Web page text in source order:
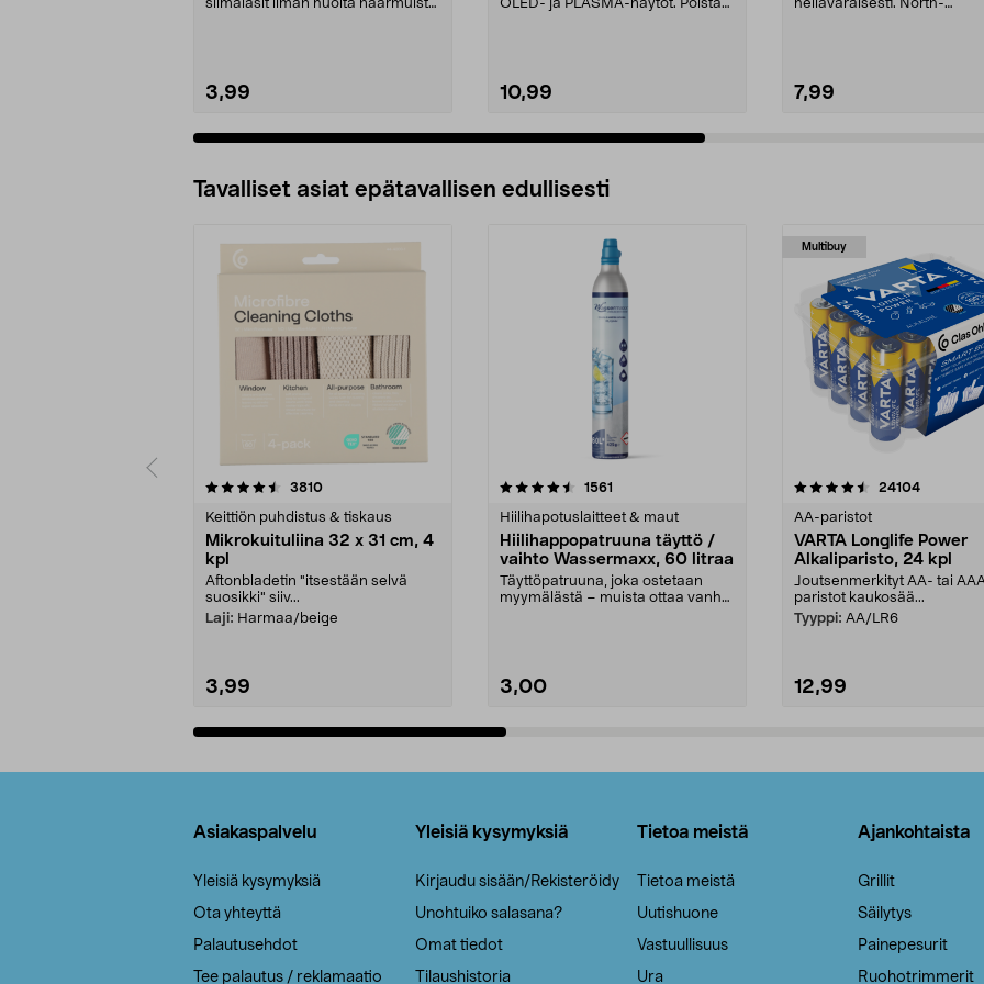
silmälasit ilman huolta naarmuista
3,99
OLED- ja PLASMA-näytöt. Poista
10,99
hellävaraisesti. North-
7,99
Tavalliset asiat epätavallisen edullisesti
3810arvostelut
Keittiön puhdistus & tiskaus
Mikrokuituliina 32 x 31 cm, 4
kpl
Aftonbladetin "itsestään selvä
suosikki" siiv...
Laji: Harmaa/beige
3,99
4.5viidestä
1561
Hiilihapotuslaitteet & maut
Hiilihappopatruuna täyttö /
vaihto Wassermaxx, 60 litraa
Täyttöpatruuna, joka ostetaan
myymälästä – muista ottaa vanha
3,00
Multibuy
4.5viidestä
24104arvostelut
AA-paristot
VARTA Longlife Power
Alkaliparisto, 24 kpl
Joutsenmerkityt AA- tai
paristot kaukosää...
Tyyppi: AA/LR6
12,99
4.5viidestä
Asiakaspalvelu
Yleisiä kysymyksiä
Ota yhteyttä
Palautusehdot
Tee palautus / reklamaatio
Yleisiä kysymyksiä
Kirjaudu sisään/Rekisteröidy
Unohtuiko salasana?
Omat tiedot
Tilaushistoria
Tietoa meistä
Tietoa meistä
Uutishuone
Vastuullisuus
Ura
Ajankohtaista
Grillit
Säilytys
Painepesurit
Ruohotrimmerit